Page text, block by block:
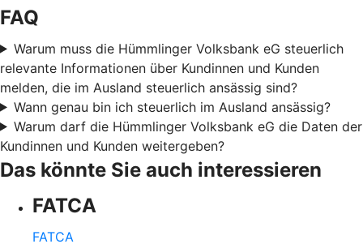
FAQ
Warum muss die Hümmlinger Volksbank eG steuerlich
relevante Informationen über Kundinnen und Kunden
melden, die im Ausland steuerlich ansässig sind?
Wann genau bin ich steuerlich im Ausland ansässig?
Warum darf die Hümmlinger Volksbank eG die Daten der
Kundinnen und Kunden weitergeben?
Das könnte Sie auch interessieren
FATCA
FATCA